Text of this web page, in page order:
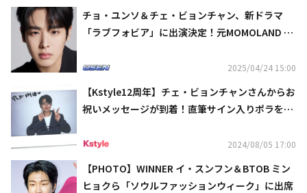
チョ・ユンソ＆チェ・ビョンチャン、新ドラマ
「ラブフォビア」に出演決定！元MOMOLAND ヨ
2025/04/24 15:00
【Kstyle12周年】チェ・ビョンチャンさんからお
祝いメッセージが到着！直筆サイン入りポラを2
2024/08/05 17:00
【PHOTO】WINNER イ・スンフン＆BTOB ミン
ヒョクら「ソウルファッションウィーク」に出席